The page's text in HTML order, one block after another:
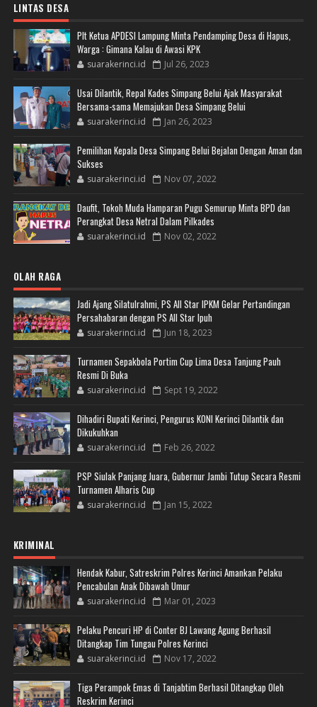
LINTAS DESA
Plt Ketua APDESI Lampung Minta Pendamping Desa di Hapus,
Warga : Gimana Kalau di Awasi KPK
suarakerinci.id Jul 26, 2023
Usai Dilantik, Repal Kades Simpang Belui Ajak Masyarakat
Bersama-sama Memajukan Desa Simpang Belui
suarakerinci.id Jan 26, 2023
Pemilihan Kepala Desa Simpang Belui Bejalan Dengan Aman dan
Sukses
suarakerinci.id Nov 07, 2022
Daufit, Tokoh Muda Hamparan Pugu Semurup Minta BPD dan
Perangkat Desa Netral Dalam Pilkades
suarakerinci.id Nov 02, 2022
OLAH RAGA
Jadi Ajang Silatulrahmi, PS All Star IPKM Gelar Pertandingan
Persahabaran dengan PS All Star Ipuh
suarakerinci.id Jun 18, 2023
Turnamen Sepakbola Portim Cup Lima Desa Tanjung Pauh
Resmi Di Buka
suarakerinci.id Sept 19, 2022
Dihadiri Bupati Kerinci, Pengurus KONI Kerinci Dilantik dan
Dikukuhkan
suarakerinci.id Feb 26, 2022
PSP Siulak Panjang Juara, Gubernur Jambi Tutup Secara Resmi
Turnamen Alharis Cup
suarakerinci.id Jan 15, 2022
KRIMINAL
Hendak Kabur, Satreskrim Polres Kerinci Amankan Pelaku
Pencabulan Anak Dibawah Umur
suarakerinci.id Mar 01, 2023
Pelaku Pencuri HP di Conter BJ Lawang Agung Berhasil
Ditangkap Tim Tungau Polres Kerinci
suarakerinci.id Nov 17, 2022
Tiga Perampok Emas di Tanjabtim Berhasil Ditangkap Oleh
Reskrim Kerinci